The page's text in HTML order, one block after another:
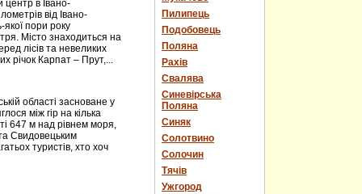
в Івано-
від Івано-
якої пори року
Місто знаходиться на
лісів та невеликих
річок Карпат – Прут,...
області засноване у
між гір на кілька
647 м над рівнем моря,
Свидовецьким
туристів, хто хоч
Пилипець
Подобовець
Поляна
Рахів
Свалява
Синевірська
Поляна
Синяк
Солотвино
Солочин
Тячів
Ужгород